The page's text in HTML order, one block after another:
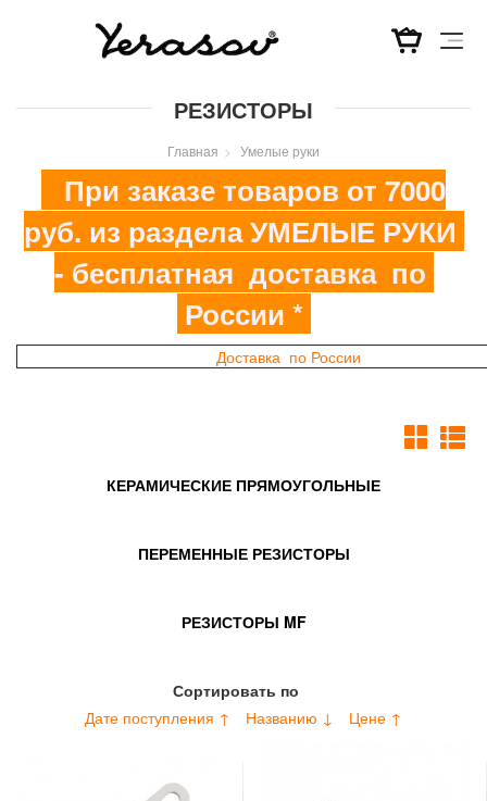
РЕЗИСТОРЫ
Главная Умелые руки
При заказе товаров от 7000
руб. из раздела УМЕЛЫЕ РУКИ
- бесплатная доставка по
России *
Доставка по России
КЕРАМИЧЕСКИЕ ПРЯМОУГОЛЬНЫЕ
ПЕРЕМЕННЫЕ РЕЗИСТОРЫ
РЕЗИСТОРЫ MF
Сортировать по
Дате поступления ↑
Названию ↓ Цене ↑